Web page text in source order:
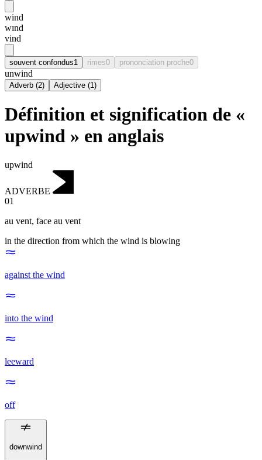
wind
wɪnd
vind
souvent confondus1 rimes0 prononciation proche0
unwind
Adverb (2) Adjective (1)
Définition et signification de «
upwind » en anglais
upwind
ADVERBE
01
au vent, face au vent
in the direction from which the wind is blowing
against the wind
into the wind
leeward
off
downwind